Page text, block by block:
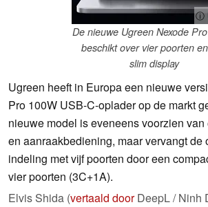
ⓘ
De nieuwe Ugreen Nexode
beschikt over vier poorten
slim display
Ugreen heeft in Europa een nieuwe
Pro 100W USB-C-oplader op de markt
nieuwe model is eveneens voorzien
en aanraakbediening, maar vervangt de
indeling met vijf poorten door een
vier poorten (3C+1A).
Elvis Shida (vertaald doorDeepL / Ninh